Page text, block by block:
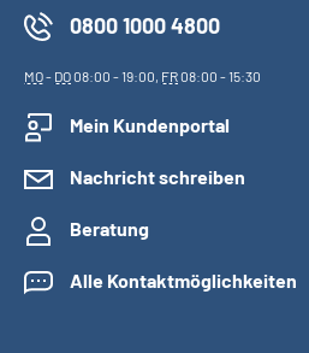
0800 1000 4800
MO- DO08:00 - 19:00, FR08:00 - 15:30
Mein Kundenportal
Nachricht schreiben
Beratung
Alle Kontaktmöglichkeiten